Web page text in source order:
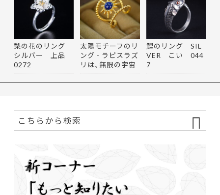
梨の花のリング
シルバー 上品
0272
太陽モチーフのリ
ング - ラピスラズ
リは、無限の宇宙
を思…
鯉のリング SIL
VER こい 044
7